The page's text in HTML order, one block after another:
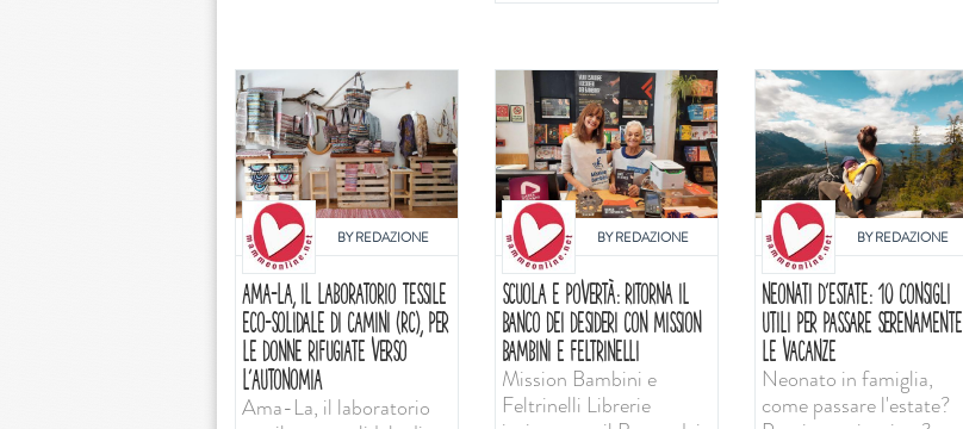
BYREDAZIONE
AMA-LA, IL LABORATORIO TESSILE
ECO-SOLIDALE DI CAMINI (RC), PER
LE DONNE RIFUGIATE VERSO
L’AUTONOMIA
Ama-La, il laboratorio
BYREDAZIONE
SCUOLA E POVERTÀ: RITORNA IL
BANCO DEI DESIDERI CON MISSION
BAMBINI E FELTRINELLI
Mission Bambini e
Feltrinelli Librerie
BYREDAZIONE
NEONATI D'ESTATE: 10 CONSIGLI
UTILI PER PASSARE SERENAMENTE
LE VACANZE
Neonato in famiglia,
come passare l'estate?